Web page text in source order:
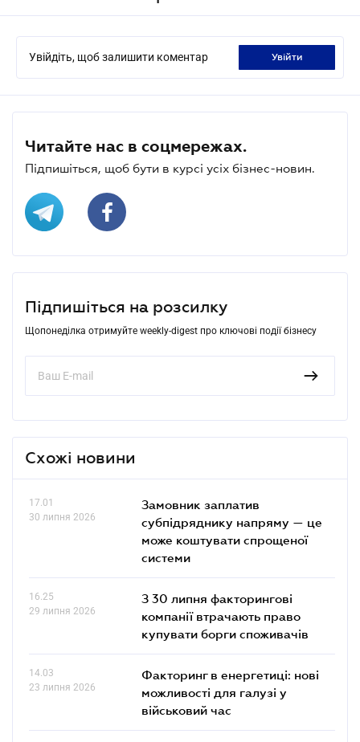
Увійдіть, щоб залишити коментар увійти
Читайте нас в соцмережах.
Підпишіться, щоб бути в курсі усіх бізнес-новин.
Підпишіться на розсилку
Щопонеділка отримуйте weekly-digest про ключові події бізнесу
Схожі новини
17.01
30 липня 2026
Замовник заплатив
субпідряднику напряму — це
може коштувати спрощеної
системи
16.25
29 липня 2026
З 30 липня факторингові
компанії втрачають право
купувати борги споживачів
14.03
23 липня 2026
Факторинг в енергетиці: нові
можливості для галузі у
військовий час